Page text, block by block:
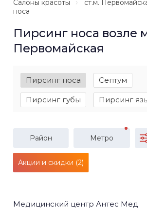
Салоны красоты ст.м.
носа
Пирсинг носа возле
Первомайская
Пирсинг носа Септум
Пирсинг губы Пирсинг
Район Метро
Акции и скидки (2)
Медицинский центр Антес Мед